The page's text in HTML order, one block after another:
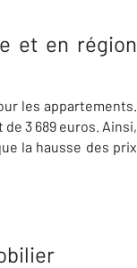
et en région
les appartements.
3 689 euros. Ainsi,
la hausse des prix